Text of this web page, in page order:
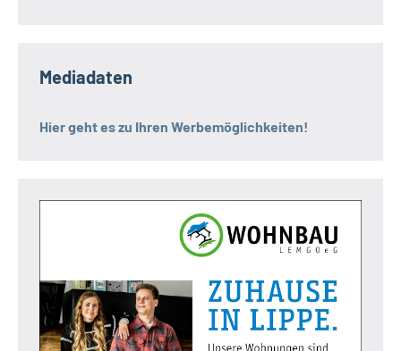
Mediadaten
Hier geht es zu Ihren Werbemöglichkeiten!